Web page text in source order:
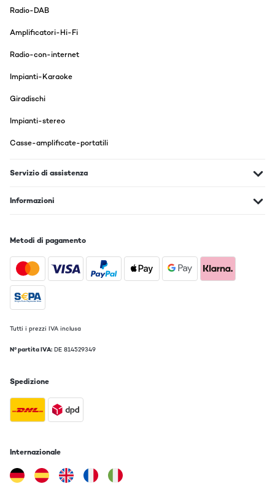
Tradurre
Ich bin sehr zufrieden. Es funktioniert alles wie es soll,hat ein
Tradurre
06/09/2023
Tradurre
Radio-DAB
Amplificatori-Hi-Fi
Radio-con-internet
Impianti-Karaoke
Giradischi
Impianti-stereo
Casse-amplificate-portatili
Servizio di assistenza
Informazioni
Metodi di pagamento
Tutti i prezzi IVA inclusa
N° partita IVA: DE 814529349
Spedizione
Internazionale